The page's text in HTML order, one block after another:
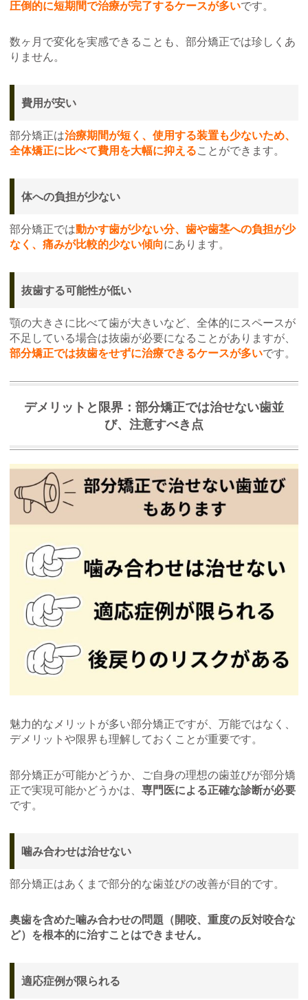
圧倒的に短期間で治療が完了するケースが多いです。
数ヶ月で変化を実感できることも、部分矯正では珍しくあ
りません。
費用が安い
部分矯正は治療期間が短く、使用する装置も少ないため、
全体矯正に比べて費用を大幅に抑えることができます。
体への負担が少ない
部分矯正では動かす歯が少ない分、歯や歯茎への負担が少
なく、痛みが比較的少ない傾向にあります。
抜歯する可能性が低い
顎の大きさに比べて歯が大きいなど、全体的にスペースが
不足している場合は抜歯が必要になることがありますが、
部分矯正では抜歯をせずに治療できるケースが多いです。
デメリットと限界：部分矯正では治せない歯並
び、注意すべき点
魅力的なメリットが多い部分矯正ですが、万能ではなく、
デメリットや限界も理解しておくことが重要です。
部分矯正が可能かどうか、ご自身の理想の歯並びが部分矯
正で実現可能かどうかは、 専門医による正確な診断が必要
です。
噛み合わせは治せない
部分矯正はあくまで部分的な歯並びの改善が目的です。
奥歯を含めた噛み合わせの問題（開咬、重度の反対咬合な
ど）を根本的に治すことはできません。
適応症例が限られる